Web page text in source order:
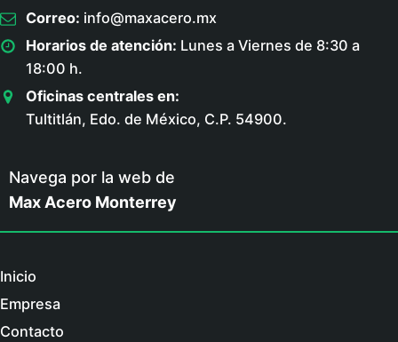
Correo: info@maxacero.mx
Horarios de atención: Lunes a Viernes de 8:30 a
18:00 h.
Oficinas centrales en:
Tultitlán, Edo. de México, C.P. 54900.
Navega por la web de
Max Acero Monterrey
Inicio
Empresa
Contacto